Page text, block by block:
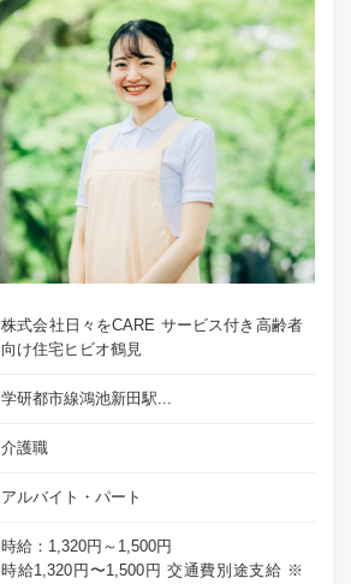
株式会社日々をCARE サービス付き高齢者
向け住宅ヒビオ鶴見
学研都市線鴻池新田駅...
介護職
アルバイト・パート
時給：1,320円～1,500円
時給1,320円〜1,500円 交通費別途支給 ※